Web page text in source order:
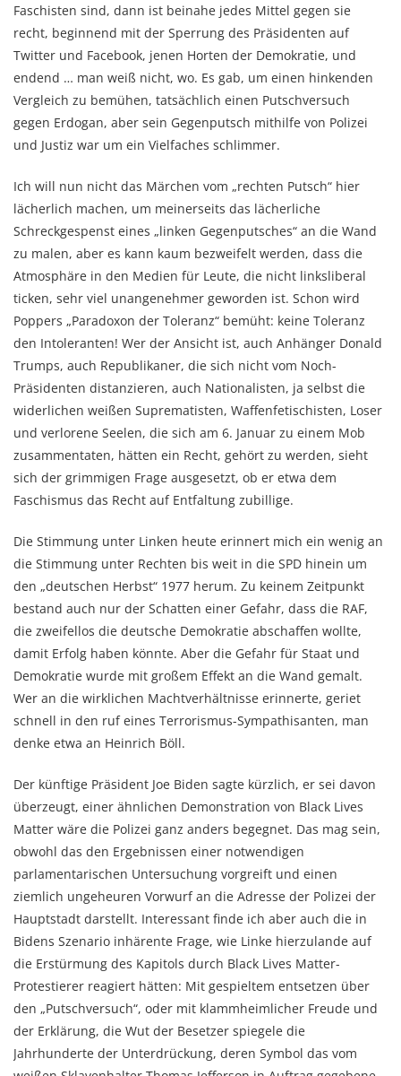
Faschisten sind, dann ist beinahe jedes Mittel gegen sie
recht, beginnend mit der Sperrung des Präsidenten auf
Twitter und Facebook, jenen Horten der Demokratie, und
endend … man weiß nicht, wo. Es gab, um einen hinkenden
Vergleich zu bemühen, tatsächlich einen Putschversuch
gegen Erdogan, aber sein Gegenputsch mithilfe von Polizei
und Justiz war um ein Vielfaches schlimmer.
Ich will nun nicht das Märchen vom „rechten Putsch“ hier
lächerlich machen, um meinerseits das lächerliche
Schreckgespenst eines „linken Gegenputsches“ an die Wand
zu malen, aber es kann kaum bezweifelt werden, dass die
Atmosphäre in den Medien für Leute, die nicht linksliberal
ticken, sehr viel unangenehmer geworden ist. Schon wird
Poppers „Paradoxon der Toleranz“ bemüht: keine Toleranz
den Intoleranten! Wer der Ansicht ist, auch Anhänger Donald
Trumps, auch Republikaner, die sich nicht vom Noch-
Präsidenten distanzieren, auch Nationalisten, ja selbst die
widerlichen weißen Suprematisten, Waffenfetischisten, Loser
und verlorene Seelen, die sich am 6. Januar zu einem Mob
zusammentaten, hätten ein Recht, gehört zu werden, sieht
sich der grimmigen Frage ausgesetzt, ob er etwa dem
Faschismus das Recht auf Entfaltung zubillige.
Die Stimmung unter Linken heute erinnert mich ein wenig an
die Stimmung unter Rechten bis weit in die SPD hinein um
den „deutschen Herbst“ 1977 herum. Zu keinem Zeitpunkt
bestand auch nur der Schatten einer Gefahr, dass die RAF,
die zweifellos die deutsche Demokratie abschaffen wollte,
damit Erfolg haben könnte. Aber die Gefahr für Staat und
Demokratie wurde mit großem Effekt an die Wand gemalt.
Wer an die wirklichen Machtverhältnisse erinnerte, geriet
schnell in den ruf eines Terrorismus-Sympathisanten, man
denke etwa an Heinrich Böll.
Der künftige Präsident Joe Biden sagte kürzlich, er sei davon
überzeugt, einer ähnlichen Demonstration von Black Lives
Matter wäre die Polizei ganz anders begegnet. Das mag sein,
obwohl das den Ergebnissen einer notwendigen
parlamentarischen Untersuchung vorgreift und einen
ziemlich ungeheuren Vorwurf an die Adresse der Polizei der
Hauptstadt darstellt. Interessant finde ich aber auch die in
Bidens Szenario inhärente Frage, wie Linke hierzulande auf
die Erstürmung des Kapitols durch Black Lives Matter-
Protestierer reagiert hätten: Mit gespieltem entsetzen über
den „Putschversuch“, oder mit klammheimlicher Freude und
der Erklärung, die Wut der Besetzer spiegele die
Jahrhunderte der Unterdrückung, deren Symbol das vom